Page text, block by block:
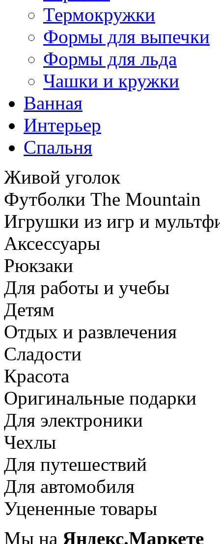
Термокружки
Формы для выпечки
Формы для льда
Чашки и кружки
Ванная
Интерьер
Спальня
Живой уголок
Футболки The Mountain
Игрушки из игр и
Аксессуары
Рюкзаки
Для работы и учебы
Детям
Отдых и развлечения
Сладости
Красота
Оригинальные подарки
Для электроники
Чехлы
Для путешествий
Для автомобиля
Уцененные товары
Мы на Яндекс.Маркете